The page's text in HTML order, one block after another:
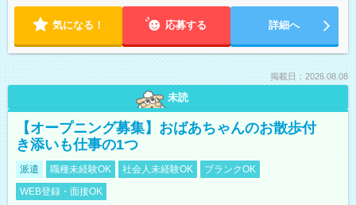
気になる！ 応募する 詳細へ
掲載日：2026.08.08
未読
【オープニング募集】おばあちゃんのお散歩付
き添いも仕事の1つ
派遣 職種未経験OK 社会人未経験OK
ブランクOK
WEB登録・面接OK